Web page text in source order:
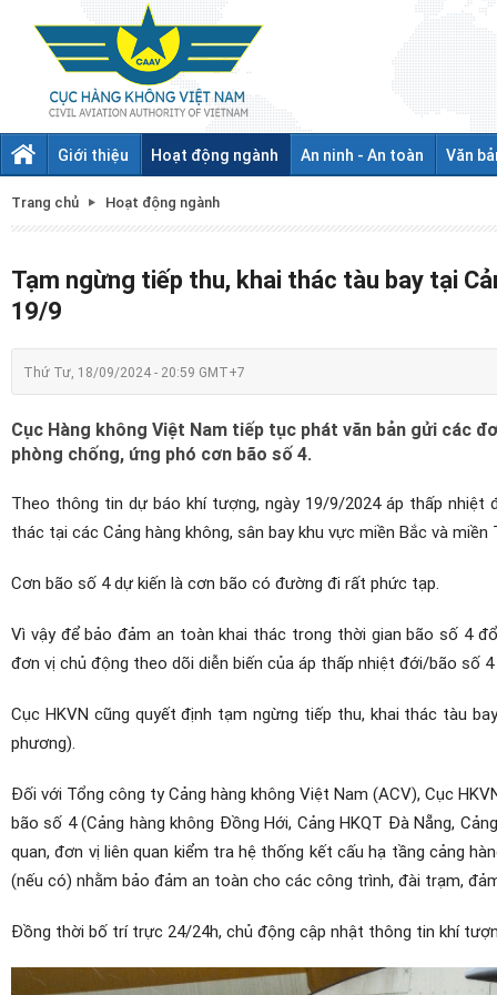
Giới thiệu Hoạt động ngành An ninh - An toàn Văn
Trang chủ Hoạt động ngành
Tạm ngừng tiếp thu, khai thác tàu bay tại
19/9
Thứ Tư, 18/09/2024 - 20:59 GMT+7
Cục Hàng không Việt Nam tiếp tục phát văn bản gửi các
phòng chống, ứng phó cơn bão số 4.
Theo thông tin dự báo khí tượng, ngày 19/9/2024 áp thấp
thác tại các Cảng hàng không, sân bay khu vực miền Bắc và miền
Cơn bão số 4 dự kiến là cơn bão có đường đi rất phức tạp.
Vì vậy để bảo đảm an toàn khai thác trong thời gian bão số 4
đơn vị chủ động theo dõi diễn biến của áp thấp nhiệt đới/bão
Cục HKVN cũng quyết định tạm ngừng tiếp thu, khai thác tàu
phương).
Đối với Tổng công ty Cảng hàng không Việt Nam (ACV), Cục
bão số 4 (Cảng hàng không Đồng Hới, Cảng HKQT Đà Nẵng,
quan, đơn vị liên quan kiểm tra hệ thống kết cấu hạ tầng cảng
(nếu có) nhằm bảo đảm an toàn cho các công trình, đài trạm,
Đồng thời bố trí trực 24/24h, chủ động cập nhật thông tin khí